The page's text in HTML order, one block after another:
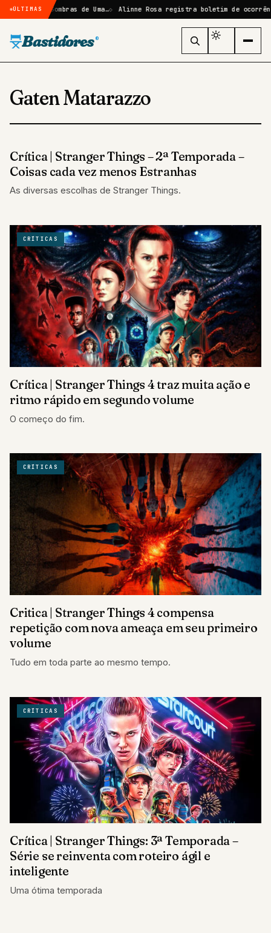
ÚLTIMAS
Elize: Sombras de Uma… Alinne Rosa registra boletim de
Bastidores ®
Gaten Matarazzo
CRÍTICAS
Crítica | Stranger Things – 2ª Temporada –
Coisas cada vez menos Estranhas
As diversas escolhas de Stranger Things.
CRÍTICAS
Crítica | Stranger Things 4 traz muita ação e
ritmo rápido em segundo volume
O começo do fim.
CRÍTICAS
Critica | Stranger Things 4 compensa
repetição com nova ameaça em seu primeiro
volume
Tudo em toda parte ao mesmo tempo.
CRÍTICAS
Crítica | Stranger Things: 3ª Temporada –
Série se reinventa com roteiro ágil e
inteligente
Uma ótima temporada